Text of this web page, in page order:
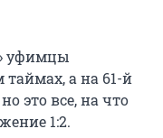
уфимцы
а на 61-й
это все, на что
1:2.